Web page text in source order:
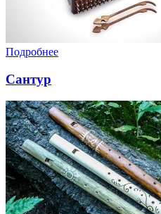
Подробнее
Сантур